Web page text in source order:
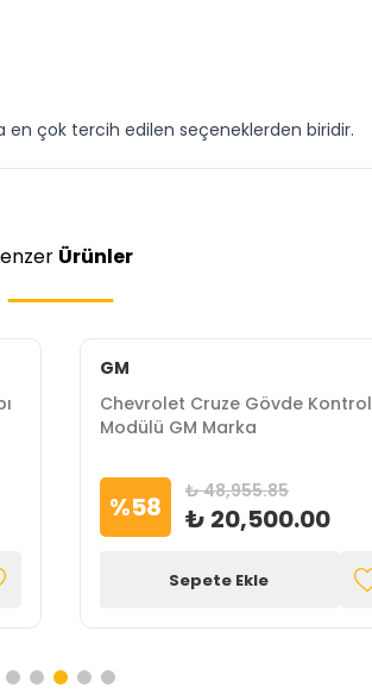
en çok tercih edilen seçeneklerden biridir.
Ürünler
GM
Chevrolet Cruze Gövde Kontrol
Modülü GM Marka
%58 ₺ 48,955.85
₺ 20,500.00
Sepete Ekle